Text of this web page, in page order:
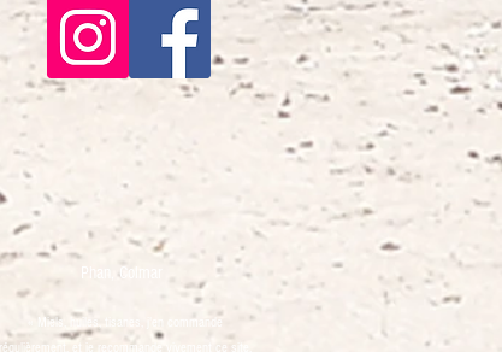
Phan, Colmar
« Miels, huiles, tisanes, j'en commande
régulièrement, et je recommande vivement ce site,